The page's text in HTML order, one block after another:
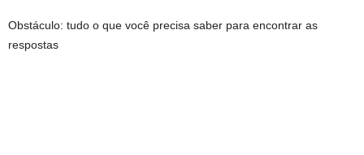
Obstáculo: tudo o que você precisa saber para encontrar as
respostas